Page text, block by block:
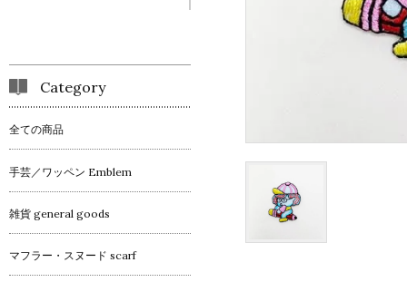
Category
全ての商品
手芸／ワッペン Emblem
雑貨 general goods
マフラー・スヌード scarf